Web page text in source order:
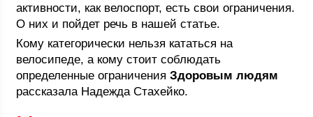
активности, как велоспорт, есть свои ограничения.
О них и пойдет речь в нашей статье.
Кому категорически нельзя кататься на
велосипеде, а кому стоит соблюдать
определенные ограниченияЗдоровым людям
рассказала Надежда Стахейко.